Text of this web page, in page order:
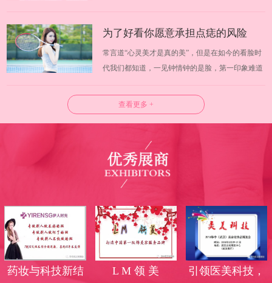
化出无限可能，温婉还是野蛮，淑女还是迷人完全
可以有自己掌握。日常挑选化妆品你会…
为了好看你愿意承担点痣的风险
吗？
常言道“心灵美才是真的美”，但是在如今的看脸时
代我们都知道，一见钟情钟的是脸，第一印象难道
承担风险吗？许多人为了让皮肤更好看，使用各种
方法将皮肤上的痣去除，但是你知道吗，点痣也是
查看更多 +
药妆与科技新结
L M 领 美
引领医美科技，